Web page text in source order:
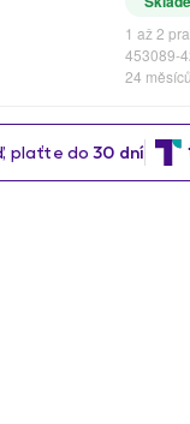
1 až 2
453089-
24 měsíců